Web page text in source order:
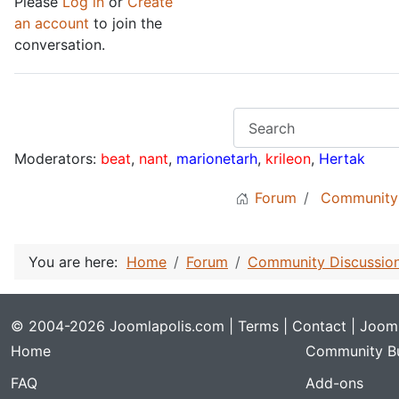
an account to join the
conversation.
Moderators: beat, nant, marionetarh, krileon, Hertak
Forum
You are here: Home Forum Community
© 2004-2026 Joomlapolis.com | Terms Contact |
Home
Community
FAQ
Add-ons